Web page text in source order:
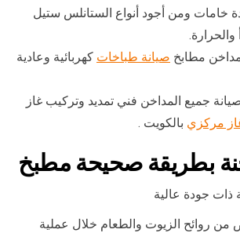
خامات ومن أجود أنواع الستانلس ستيل
والحرارة.
مطابخ صيانة طباخات كهربائية وعادية
جميع المداخن فني تمديد وتركيب غاز
مركزي بالكويت .
بطريقة صحيحة مطبخ
ذات جودة عالية
من روائح الزيوت والطعام خلال عملية